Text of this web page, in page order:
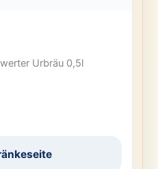
Urbräu 0,5l